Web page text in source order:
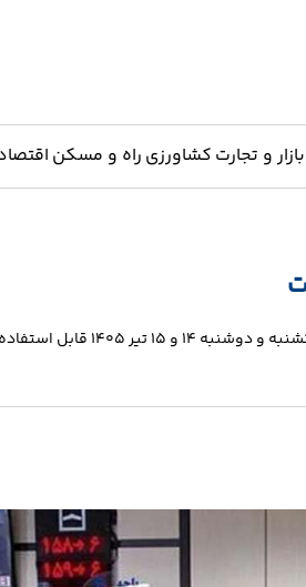
بازار و تجارت کشاورزی راه و مسکن
بانک مرکزی اعلام کرد سامانه‌های